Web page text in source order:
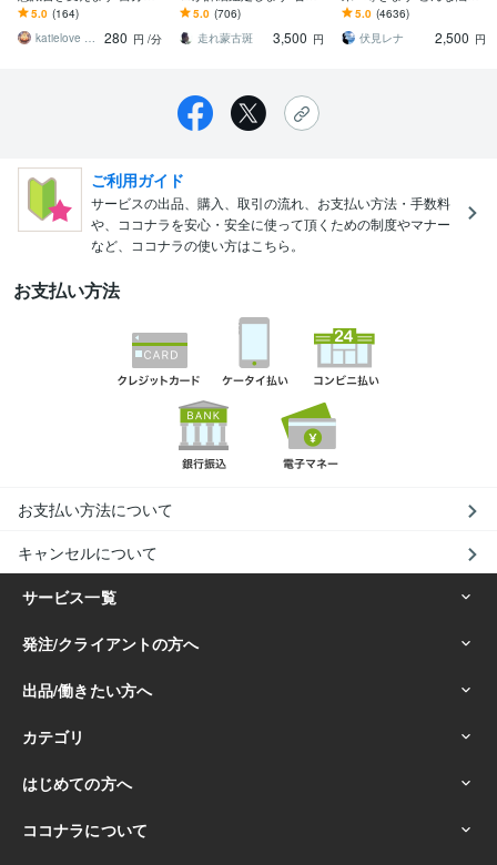
諦めずに奇跡を信じてみ
ませんか？ヒーリングプ
レゼント付
5.0 (164)
katielove healing
280 円 /分
から性格、金運、仕事
運、恋愛運、子宝、健康
運を占います。
5.0 (706)
走れ蒙古斑
3,500 円
も真の解決へ導く、寄り
添った霊視鑑定。
5.0 (4636)
伏見レナ
2,500 円
ご利用ガイド
サービスの出品、購入、取引の流れ、お支払い方法・手数料
や、ココナラを安心・安全に使って頂くための制度やマナー
など、ココナラの使い方はこちら。
お支払い方法
お支払い方法について
キャンセルについて